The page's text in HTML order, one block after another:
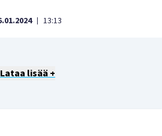
| 13:13
Lataa lisää +